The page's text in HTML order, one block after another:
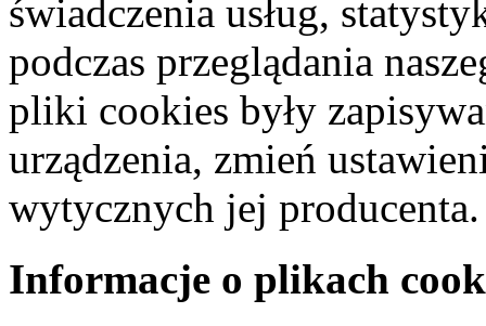
świadczenia usług,
podczas przeglądania
pliki cookies były
urządzenia, zmień
wytycznych jej producenta.
Informacje o plikach